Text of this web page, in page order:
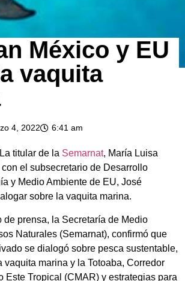
México y EU
vaquita
4, 2022 6:41 am
titular de la Semarnat, María Luisa
el subsecretario de Desarrollo
y Medio Ambiente de EU, José
sobre la vaquita marina.
de prensa, la Secretaría de Medio
Naturales (Semarnat), confirmó que
se dialogó sobre pesca sustentable,
vaquita marina y la Totoaba, Corredor
Este Tropical (CMAR) y estrategias para